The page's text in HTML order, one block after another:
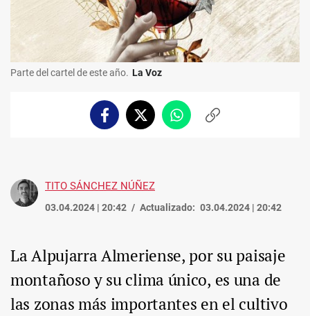
Parte del cartel de este año. La Voz
FacebookTwitterWhatsappCopiar
TITO SÁNCHEZ NÚÑEZ
03.04.2024 | 20:42 Actualizado: 03.04.2024 | 20:42
La Alpujarra Almeriense, por su paisaje
montañoso y su clima único, es una de
las zonas más importantes en el cultivo